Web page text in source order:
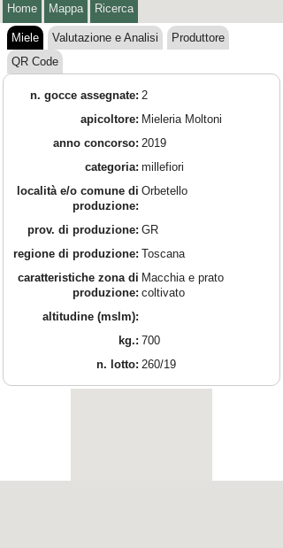
Home Mappa Ricerca
Miele Valutazione e Analisi
Produttore
QR Code
n. gocce assegnate: 2
apicoltore: Mieleria Moltoni
anno concorso: 2019
categoria: millefiori
località e/o comune di
produzione:
Orbetello
prov. di produzione: GR
regione di produzione: Toscana
caratteristiche zona di
produzione:
Macchia e prato
coltivato
altitudine (mslm):
kg.: 700
n. lotto: 260/19